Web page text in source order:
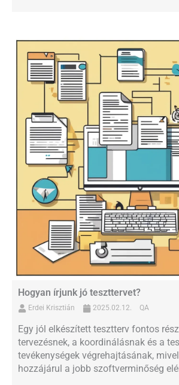
Hogyan írjunk jó teszttervet?
Erdei Krisztián 2025.02.12. QA
Egy jól elkészített tesztterv fontos
tervezésnek, a koordinálásnak és a
tevékenységek végrehajtásának,
hozzájárul a jobb szoftverminőség